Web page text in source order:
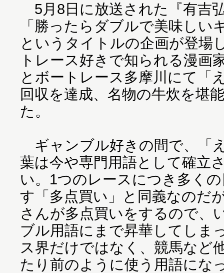
5月8日に放送された『有吉
「勝ったらダブルで美味しい
というタイトルの企画が登場
トレース好きで知られる漫画
とボートレース多摩川にて「
回収を達成、名物の牛炊を堪
た。
ギャンブル好きの間で、「
葉は今や専門用語として確立
い。1つのレースにつき多く
す「多点買い」と同義なのだ
さんが多点買いをするので、
ブル用語にまで昇華してしま
ス界だけではなく、競馬など
たり前のように使う用語にな